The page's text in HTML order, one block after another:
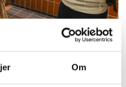
Om
saman med Tuva